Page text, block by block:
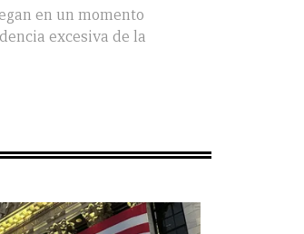
en un momento
excesiva de la